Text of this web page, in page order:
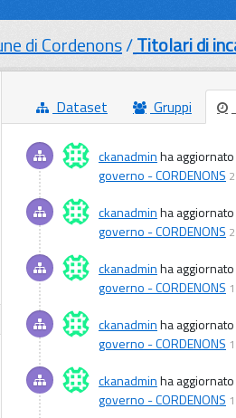
di Cordenons Titolari di
Dataset Gruppi
ckanadminha
governo - CORDENONS
ckanadminha
governo - CORDENONS
ckanadminha
governo - CORDENONS
ckanadminha
governo - CORDENONS
ckanadminha
governo - CORDENONS